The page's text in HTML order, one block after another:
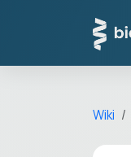
Wiki